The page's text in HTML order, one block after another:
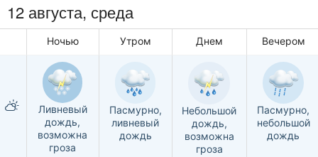
12 августа, среда
Ночью Утром Днем Вечером
Ливневый
дождь,
возможна
гроза
Пасмурно,
ливневый
дождь
Небольшой
дождь,
возможна
гроза
Пасмурно,
небольшой
дождь